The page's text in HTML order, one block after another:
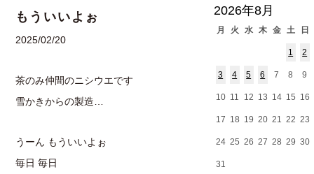
もういいよぉ
2025/02/20
茶のみ仲間のニシウエです
雪かきからの製造…
うーん もういいよぉ
毎日 毎日
2026年8月
月 火 水 木 金 土 日
1 2
3 4 5 6 7 8 9
10 11 12 13 14 15 16
17 18 19 20 21 22 23
24 25 26 27 28 29 30
31